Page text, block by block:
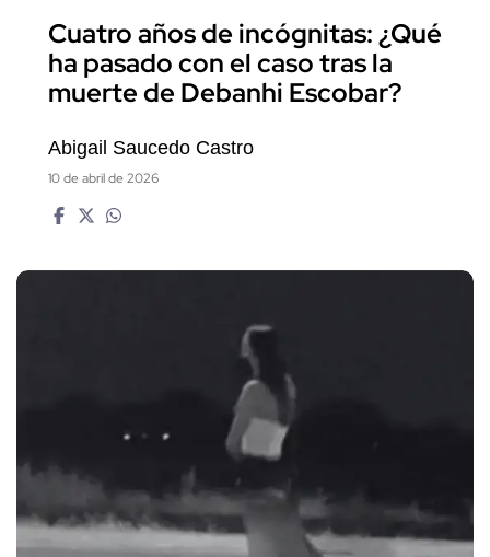
Cuatro años de incógnitas: ¿Qué
ha pasado con el caso tras la
muerte de Debanhi Escobar?
Abigail Saucedo Castro
10 de abril de 2026